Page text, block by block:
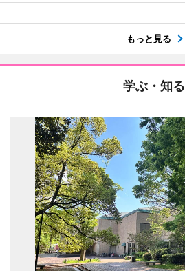
もっと見る
学ぶ・知る